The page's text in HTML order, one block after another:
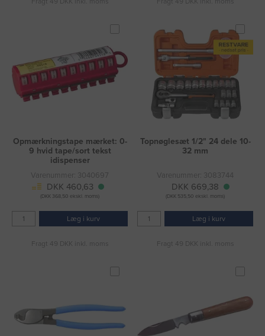
Opmærkningstape mærket: 0-
9 hvid tape/sort tekst
idispenser
Varenummer: 3040697
DKK 460,63
(DKK 368,50 ekskl. moms)
Læg i kurv
Fragt 49 DKK inkl. moms
Topnøglesæt 1/2" 24 dele 10-
32 mm
Varenummer: 3083744
DKK 669,38
(DKK 535,50 ekskl. moms)
Læg i kurv
Fragt 49 DKK inkl. moms